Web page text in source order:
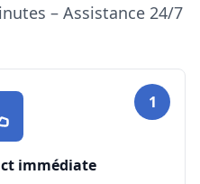
– Assistance 24/7
1
immédiate